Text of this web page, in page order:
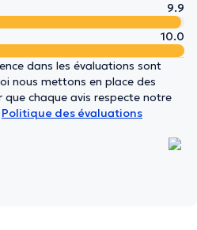
9.9
10.0
dans les évaluations sont
nous mettons en place des
que chaque avis respecte notre
Politique des évaluations